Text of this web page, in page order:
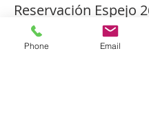
Reservación Espejo
CDMX
Phone Email